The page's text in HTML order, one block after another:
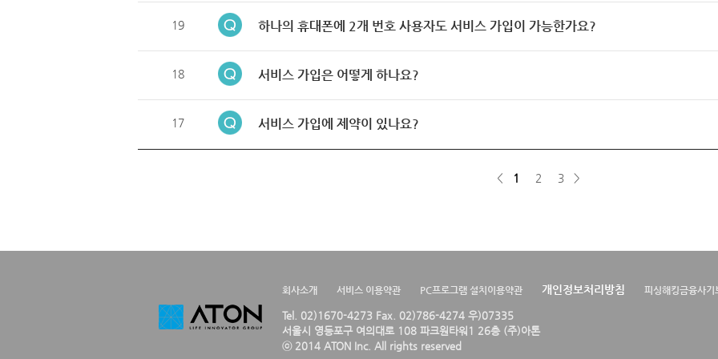
19 하나의 휴대폰에 2개 번호 사용자도 서비스 가입이 가능한가요?
18 서비스 가입은 어떻게 하나요?
17 서비스 가입에 제약이 있나요?
< 1 2 3 >
회사소개 서비스 이용약관 PC프로그램 설치이용약관 개인정보처리방침 피싱해킹금융사기
Tel. 02)1670-4273 Fax. 02)786-4274 우)07335
서울시 영등포구 여의대로 108 파크원타워1 26층 (주)아톤
ⓒ 2014 ATON Inc. All rights reserved